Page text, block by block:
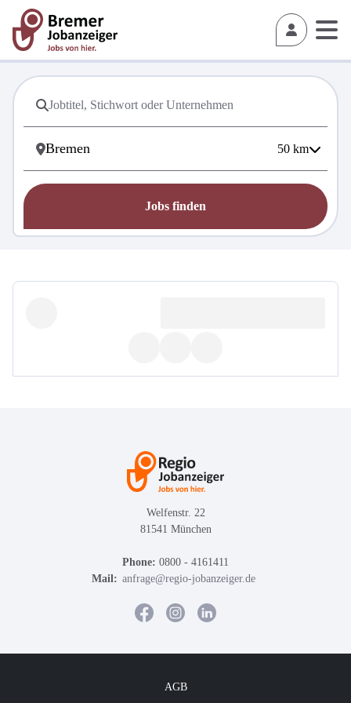
50 km
Jobs finden
Welfenstr. 22
81541 München
Phone: 0800 - 4161411
Mail: anfrage@regio-jobanzeiger.de
AGB